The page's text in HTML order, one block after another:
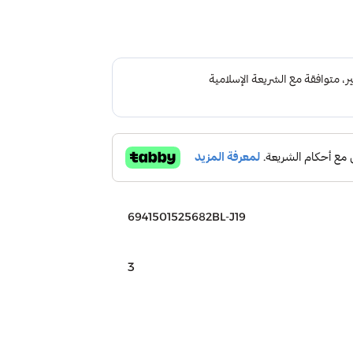
6941501525682BL-J19
3